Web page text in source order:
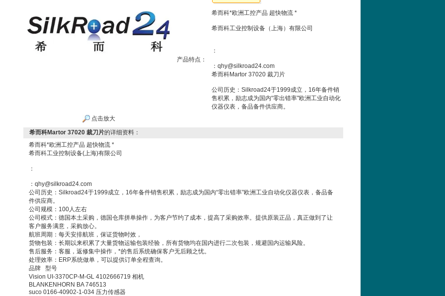
点击放大
产品特点：
希而科*欧洲工控产品 超快物流 *
希而科工业控制设备（上海）有限公司
：
：qhy@silkroad24.com
希而科Martor 37020 裁刀片
公司历史：Silkroad24于1999成立，16年备件销
售积累，励志成为国内“零出错率"欧洲工业自动化
仪器仪表，备品备件供应商。
希而科Martor 37020 裁刀片的详细资料：
希而科*欧洲工控产品 超快物流 *
希而科工业控制设备(上海)有限公司
：
：qhy@silkroad24.com
公司历史：Silkroad24于1999成立，16年备件销售积累，励志成为国内“零出错率”欧洲工业自动化仪器仪表，备品备
件供应商。
公司规模：100人左右
公司模式：德国本土采购，德国仓库拼单操作，为客户节约了成本，提高了采购效率。提供原装正品，真正做到了让
客户服务满意，采购放心。
航班周期：每天安排航班，保证货物时效，
货物包装：长期以来积累了大量货物运输包装经验，所有货物均在国内进行二次包装，规避国内运输风险。
售后服务：客服，返修集中操作，*的售后系统确保客户无后顾之忧。
处理效率：ERP系统做单，可以提供订单全程查询。
品牌 型号
Vision UI-3370CP-M-GL 4102666719 相机
BLANKENHORN BA 746513
suco 0166-40902-1-034 压力传感器